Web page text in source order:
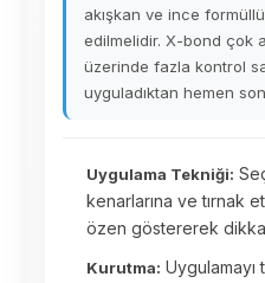
akışkan ve ince formüllü
edilmelidir. X-bond çok
üzerinde fazla kontrol
uyguladıktan hemen
Uygulama Tekniği:
kenarlarına ve tırnak
özen göstererek
Kurutma: